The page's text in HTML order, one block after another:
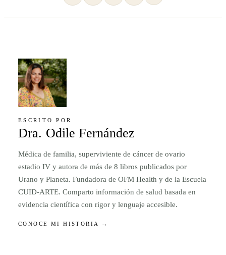
ESCRITO POR
Dra. Odile Fernández
Médica de familia, superviviente de cáncer de ovario
estadio IV y autora de más de 8 libros publicados por
Urano y Planeta. Fundadora de OFM Health y de la Escuela
CUID-ARTE. Comparto información de salud basada en
evidencia científica con rigor y lenguaje accesible.
CONOCE MI HISTORIA →